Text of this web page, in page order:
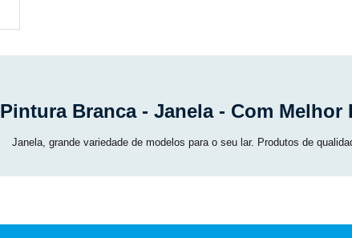
Pintura Branca - Janela - Com Melhor
Janela, grande variedade de modelos para o seu lar. Produtos de